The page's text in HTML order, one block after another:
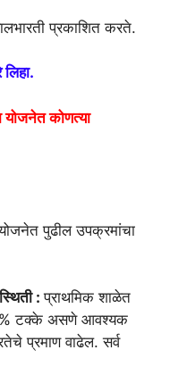
प्रकाशित करते.
कोणत्या
पुढील उपक्रमांचा
:प्राथमिक शाळेत
टक्के असणे आवश्यक
प्रमाण वाढेल. सर्व